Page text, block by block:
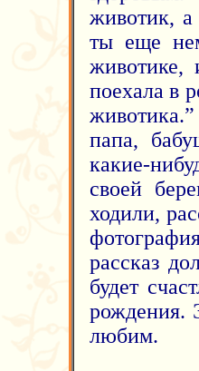
животик, а
ты еще
животике,
поехала в
папа,
какие-
своей
ходили,
рассказ
будет
рождения.
любим.